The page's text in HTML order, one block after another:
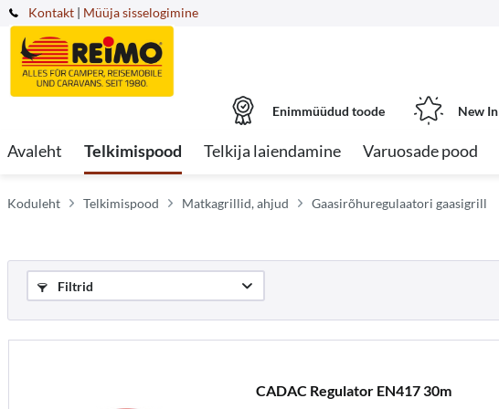
Kontakt | Müüja sisselogimine
Enimmüüdud toode New In
Avaleht Telkimispood Telkija laiendamine Varuosade pood
Koduleht Telkimispood Matkagrillid, ahjud Gaasirõhuregulaatori gaasigrill
Filtrid
CADAC Regulator EN417 30m